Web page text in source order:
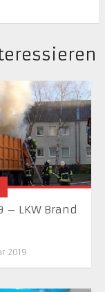
– LKW Brand
2019